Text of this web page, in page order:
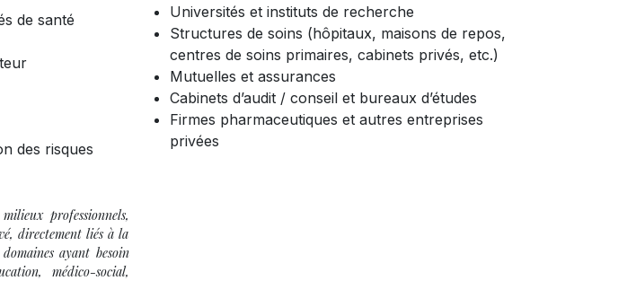
de santé
des risques
professionnels,
directement liés à la
ayant besoin
médico-social,
Universités et instituts de recherche
Structures de soins (hôpitaux, maisons de repos,
centres de soins primaires, cabinets privés, etc.)
Mutuelles et assurances
Cabinets d’audit / conseil et bureaux d’études
Firmes pharmaceutiques et autres entreprises
privées